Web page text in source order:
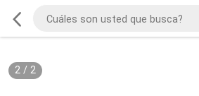
2/ 2